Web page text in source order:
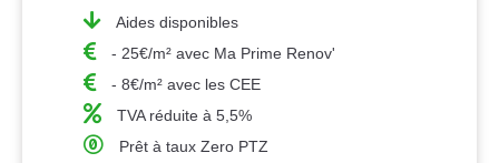
Aides disponibles
- 25€/m² avec Ma Prime Renov'
- 8€/m² avec les CEE
TVA réduite à 5,5%
Prêt à taux Zero PTZ